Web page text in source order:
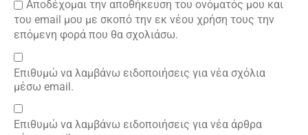
Αποδέχομαι την αποθήκευση του ονόματός μου και
του email μου με σκοπό την εκ νέου χρήση τους την
επόμενη φορά που θα σχολιάσω.
Επιθυμώ να λαμβάνω ειδοποιήσεις για νέα σχόλια
μέσω email.
Επιθυμώ να λαμβάνω ειδοποιήσεις για νέα άρθρα